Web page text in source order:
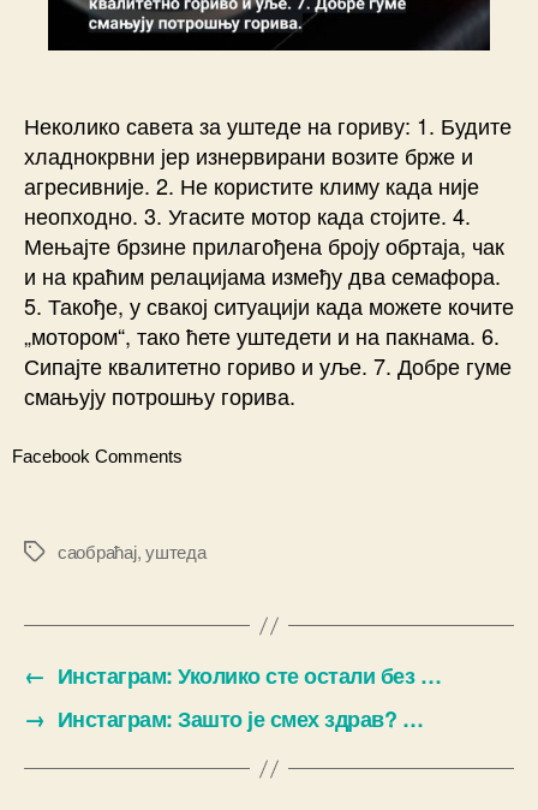
Неколико савета за уштеде на гориву: 1. Будите
хладнокрвни јер изнервирани возите брже и
агресивније. 2. Не користите климу када није
неопходно. 3. Угасите мотор када стојите. 4.
Мењајте брзине прилагођена броју обртаја, чак
и на краћим релацијама између два семафора.
5. Такође, у свакој ситуацији када можете кочите
„мотором“, тако ћете уштедети и на пакнама. 6.
Сипајте квалитетно гориво и уље. 7. Добре гуме
смањују потрошњу горива.
Facebook Comments
Ознакесаобраћај,уштеда
← Инстаграм: Уколико сте остали без …
→ Инстаграм: Зашто је смех здрав? …